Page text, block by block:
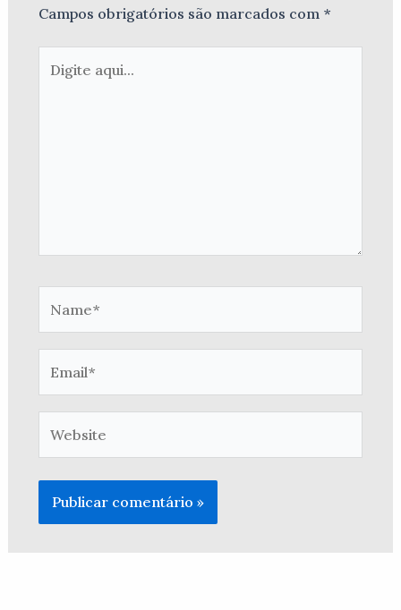
Campos obrigatórios são marcados com *
aqui...